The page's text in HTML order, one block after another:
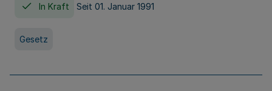
In Kraft Seit 01. Januar 1991
Gesetz